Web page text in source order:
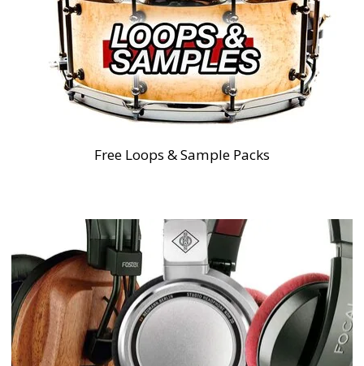
Free Loops & Sample Packs